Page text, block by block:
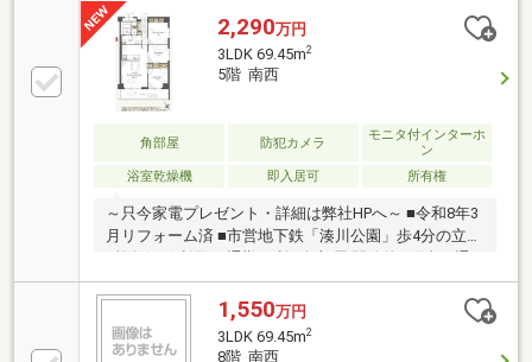
2,290万円
3LDK 69.45m2
5階 南西
角部屋 防犯カメラ
モニタ付インターホ
ン
浴室乾燥機
即入居可 所有権
～只今家電プレゼント・詳細は弊社HPへ～ ■令和8年3
月リフォーム済 ■市営地下鉄「湊川公園」歩4分の立地
風良好
1,550万円
3LDK 69.45m2
8階 南西